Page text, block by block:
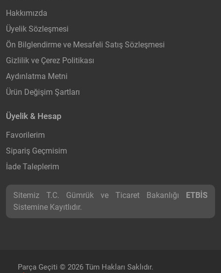
Hakkımızda
Üyelik Sözleşmesi
Ön Bilglendirme ve Mesafeli Satış Sözleşmesi
Gizlilik ve Çerez Politikası
Aydınlatma Metni
Ürün Değişim Şartları
Üyelik & Hesap
Favorilerim
Sipariş Geçmisim
İade Taleplerim
Sitemiz T.C. Gümrük ve Ticaret Bakanlığı
ETBİS
Sistemine Kayıtlıdır.
Parça Geçiti © 2026 Tüm Hakları Saklıdır.